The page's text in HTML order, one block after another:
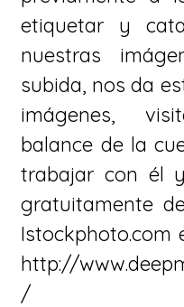
etiquetar y
nuestras
subida, nos da
imágenes,
balance de la
trabajar con él
gratuitamente
Istockphoto.com
http://
/